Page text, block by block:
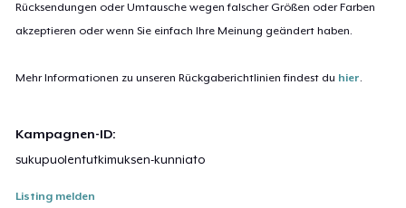
Rücksendungen oder Umtausche wegen falscher Größen oder Farben
akzeptieren oder wenn Sie einfach Ihre Meinung geändert haben.
Mehr Informationen zu unseren Rückgaberichtlinien findest du hier.
Kampagnen-ID:
sukupuolentutkimuksen-kunniato
Listing melden